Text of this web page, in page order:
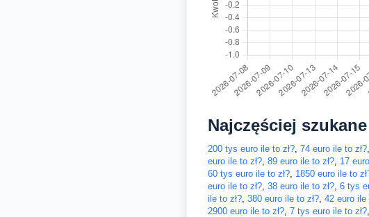
Najczęściej
200 tys euro ile to zł?, 74 euro ile to zł?,
euro ile to zł?, 89 euro ile to zł?, 17
60 tys euro ile to zł?, 1850 euro ile to
euro ile to zł?, 38 euro ile to zł?, 6 tys
ile to zł?, 380 euro ile to zł?, 42 euro ile
2900 euro ile to zł?, 7 tys euro ile to zł?,